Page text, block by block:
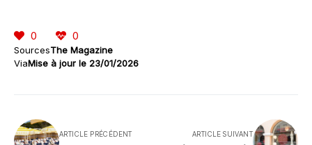
0 0
SourcesThe Magazine
ViaMise à jour le 23/01/2026
ARTICLE PRÉCÉDENT ARTICLE SUIVANT